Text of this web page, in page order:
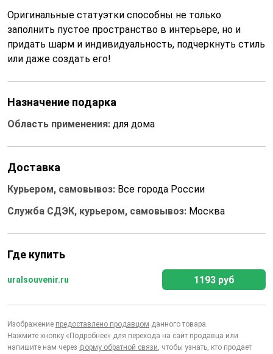
Оригинальные статуэтки способны не только
заполнить пустое пространство в интерьере, но и
придать шарм и индивидуальность, подчеркнуть стиль
или даже создать его!
Назначение подарка
Область применения: для дома
Доставка
Курьером, самовывоз: Все города России
Служба СДЭК, курьером, самовывоз: Москва
Где купить
uralsouvenir.ru 1193 руб
Изображение предоставлено продавцом данного товара.
Нажмите кнопку «Подробнее» для перехода на сайт продавца или
напишите нам через форму обратной связи, чтобы узнать, кто продает